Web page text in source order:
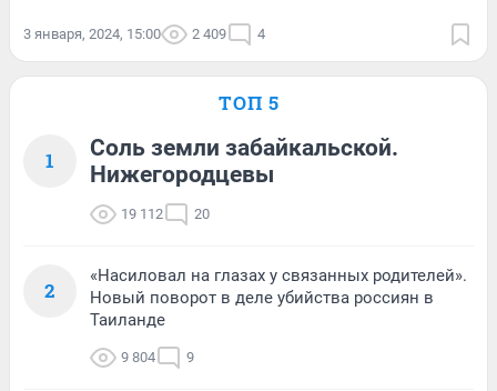
3 января, 2024, 15:00 2 409 4
ТОП 5
1
Соль земли забайкальской.
Нижегородцевы
19 112 20
2
«Насиловал на глазах у связанных родителей».
Новый поворот в деле убийства россиян в
Таиланде
9 804 9